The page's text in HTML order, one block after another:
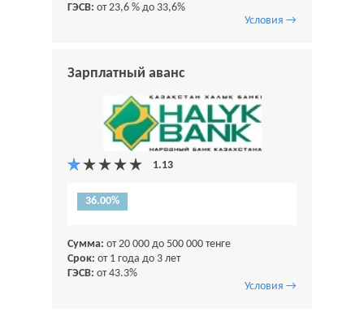
ГЭСВ: от 23,6 % до 33,6%
Условия →
Зарплатный аванс
36.00%
Сумма: от 20 000 до 500 000 тенге
Срок: от 1 года до 3 лет
ГЭСВ: от 43.3%
Условия →